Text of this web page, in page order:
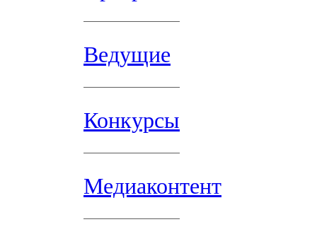
Ведущие
Конкурсы
Медиаконтент